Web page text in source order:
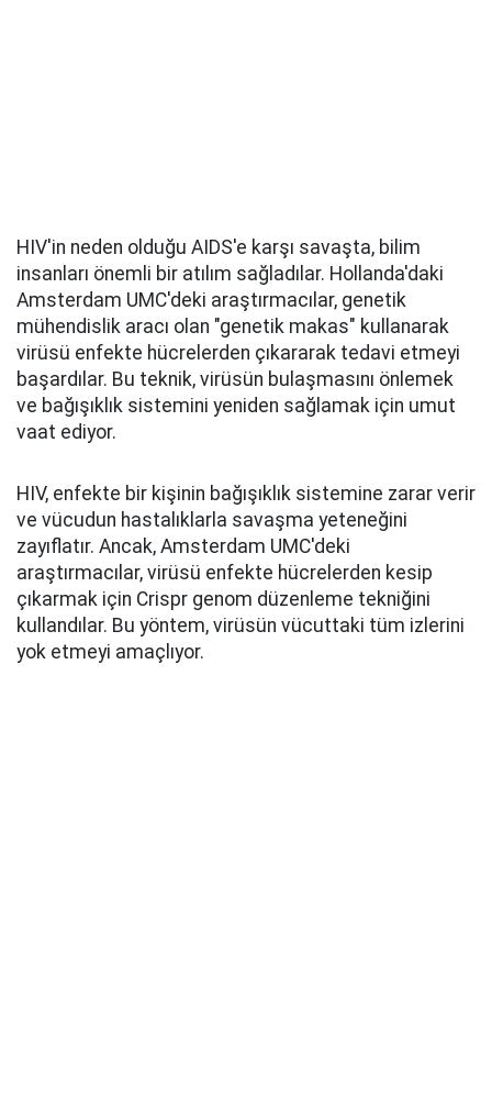
HIV'in neden olduğu AIDS'e karşı savaşta, bilim
insanları önemli bir atılım sağladılar. Hollanda'daki
Amsterdam UMC'deki araştırmacılar, genetik
mühendislik aracı olan "genetik makas" kullanarak
virüsü enfekte hücrelerden çıkararak tedavi etmeyi
başardılar. Bu teknik, virüsün bulaşmasını önlemek
ve bağışıklık sistemini yeniden sağlamak için umut
vaat ediyor.
HIV, enfekte bir kişinin bağışıklık sistemine zarar verir
ve vücudun hastalıklarla savaşma yeteneğini
zayıflatır. Ancak, Amsterdam UMC'deki
araştırmacılar, virüsü enfekte hücrelerden kesip
çıkarmak için Crispr genom düzenleme tekniğini
kullandılar. Bu yöntem, virüsün vücuttaki tüm izlerini
yok etmeyi amaçlıyor.